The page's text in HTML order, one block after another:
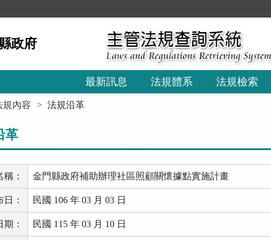
政府
最新訊息 法規體系 法規檢索
規內容 法規沿革
革
： 金門縣政府補助辦理社區照顧關懷據點實施計畫
： 民國 106 年 03 月 03 日
： 民國 115 年 03 月 10 日